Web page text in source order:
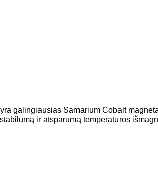
galingiausias Samarium Cobalt
ir atsparumą temperatūros